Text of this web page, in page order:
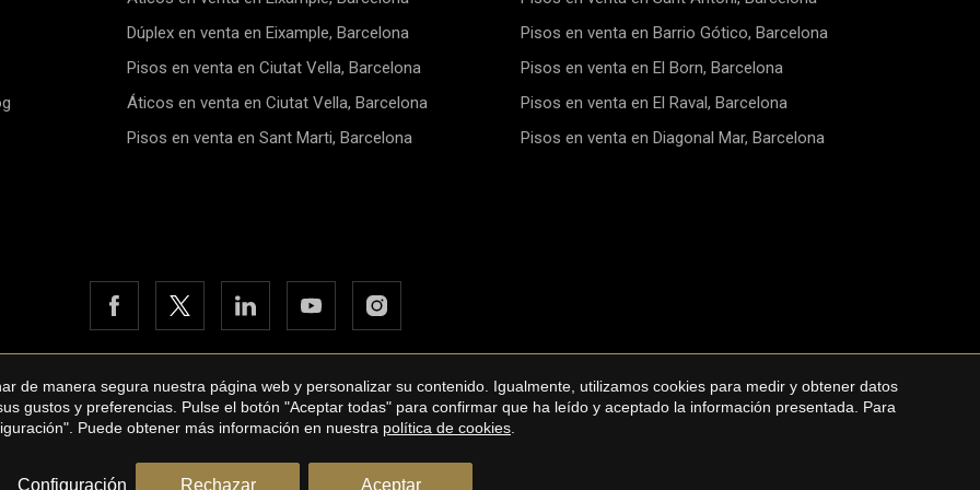
Dúplex en venta en Eixample, Barcelona
Pisos en venta en Ciutat Vella, Barcelona
Áticos en venta en Ciutat Vella, Barcelona
Pisos en venta en Sant Marti, Barcelona
Pisos en venta en Barrio Gótico, Barcelona
Pisos en venta en El Born, Barcelona
Pisos en venta en El Raval, Barcelona
Pisos en venta en Diagonal Mar, Barcelona
International Real Estate Aviso legal Política de privacidad
Política de cookies
by iEstrategic
de manera segura nuestra página web y personalizar su contenido. Igualmente, utilizamos cookies para medir y obtener datos
gustos y preferencias. Pulse el botón "Aceptar todas" para confirmar que ha leído y aceptado la información presentada. Para
Puede obtener más información en nuestra política de cookies
Configuración Rechazar Aceptar